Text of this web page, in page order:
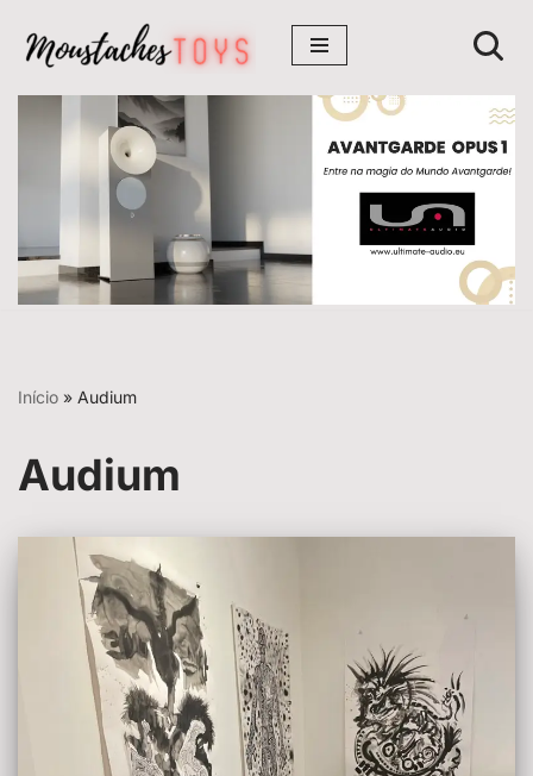
Avançar
para
conteúdo
Início » Audium
Audium